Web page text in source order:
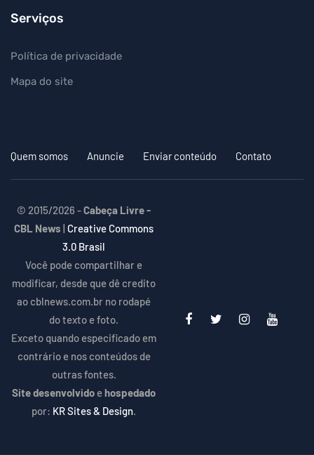
Serviços
Política de privacidade
Mapa do site
Quem somos Anuncie Enviar conteúdo Contato
© 2015/2026 -Cabeça Livre -
CBL News | Creative Commons
3.0 Brasil
Você pode compartilhar e
modificar, desde que dê credito
ao cblnews.com.br no rodapé
do texto e foto.
Exceto quando especificado em
contrário e nos conteúdos de
outras fontes.
Site desenvolvido ehospedado
por: KR Sites & Design.